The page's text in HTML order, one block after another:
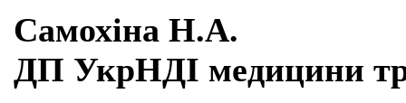
Самохіна Н.А.
ДП УкрНДІ медицини